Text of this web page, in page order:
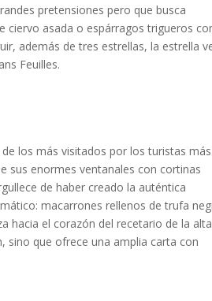
pretensiones pero que busca
ciervo asada o espárragos trigueros
además de tres estrellas, la estrella
Feuilles.
los más visitados por los turistas más
sus enormes ventanales con cortinas
de haber creado la auténtica
macarrones rellenos de trufa
hacia el corazón del recetario de la alta
sino que ofrece una amplia carta con